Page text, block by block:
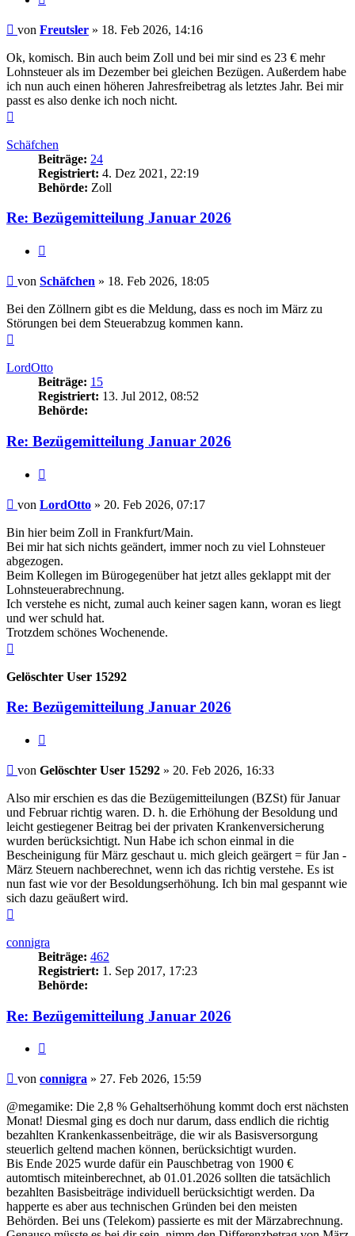
Beitrag
von Freutsler » 18. Feb 2026, 14:16
Ok, komisch. Bin auch beim Zoll und bei mir sind es 23 € mehr
Lohnsteuer als im Dezember bei gleichen Bezügen. Außerdem habe
ich nun auch einen höheren Jahresfreibetrag als letztes Jahr. Bei mir
passt es also denke ich noch nicht.
Schäfchen
Beiträge: 24
Registriert: 4. Dez 2021, 22:19
Behörde: Zoll
Re: Bezügemitteilung Januar 2026
Beitrag
von Schäfchen » 18. Feb 2026, 18:05
Bei den Zöllnern gibt es die Meldung, dass es noch im März zu
Störungen bei dem Steuerabzug kommen kann.
LordOtto
Beiträge: 15
Registriert: 13. Jul 2012, 08:52
Behörde:
Re: Bezügemitteilung Januar 2026
Beitrag
von LordOtto » 20. Feb 2026, 07:17
Bin hier beim Zoll in Frankfurt/Main.
Bei mir hat sich nichts geändert, immer noch zu viel Lohnsteuer
abgezogen.
Beim Kollegen im Bürogegenüber hat jetzt alles geklappt mit der
Lohnsteuerabrechnung.
Ich verstehe es nicht, zumal auch keiner sagen kann, woran es liegt
und wer schuld hat.
Trotzdem schönes Wochenende.
Gelöschter User 15292
Re: Bezügemitteilung Januar 2026
Beitrag
von Gelöschter User 15292 » 20. Feb 2026, 16:33
Also mir erschien es das die Bezügemitteilungen (BZSt) für Januar
und Februar richtig waren. D. h. die Erhöhung der Besoldung und
leicht gestiegener Beitrag bei der privaten Krankenversicherung
wurden berücksichtigt. Nun Habe ich schon einmal in die
Bescheinigung für März geschaut u. mich gleich geärgert = für Jan -
März Steuern nachberechnet, wenn ich das richtig verstehe. Es ist
nun fast wie vor der Besoldungserhöhung. Ich bin mal gespannt wie
sich dazu geäußert wird.
connigra
Beiträge: 462
Registriert: 1. Sep 2017, 17:23
Behörde:
Re: Bezügemitteilung Januar 2026
Beitrag
von connigra » 27. Feb 2026, 15:59
@megamike: Die 2,8 % Gehaltserhöhung kommt doch erst nächsten
Monat! Diesmal ging es doch nur darum, dass endlich die richtig
bezahlten Krankenkassenbeiträge, die wir als Basisversorgung
steuerlich geltend machen können, berücksichtigt wurden.
Bis Ende 2025 wurde dafür ein Pauschbetrag von 1900 €
automtisch miteinberechnet, ab 01.01.2026 sollten die tatsächlich
bezahlten Basisbeiträge individuell berücksichtigt werden. Da
happerte es aber aus technischen Gründen bei den meisten
Behörden. Bei uns (Telekom) passierte es mit der Märzabrechnung.